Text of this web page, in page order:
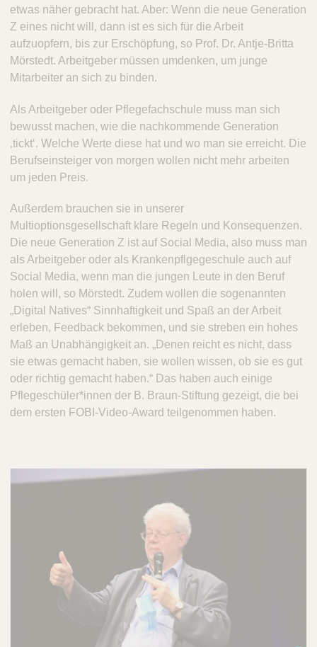
etwas näher gebracht hat. Aber: Wenn die neue Generation
Z eines nicht will, dann ist es sich für die Arbeit
aufzuopfern, bis zur Erschöpfung, so Prof. Dr. Antje-Britta
Mörstedt. Arbeitgeber müssen umdenken, um junge
Mitarbeiter an sich zu binden.
Als Arbeitgeber oder Pflegefachschule muss man sich
bewusst machen, wie die nachkommende Generation
‚tickt‘. Welche Werte diese hat und wo man sie erreicht. Die
Berufseinsteiger von morgen wollen nicht mehr arbeiten
um jeden Preis.
Außerdem brauchen sie in unserer
Multioptionsgesellschaft klare Regeln und Konsequenzen.
Die neue Generation Z ist auf Social Media, also muss man
als Arbeitgeber oder als Krankenpflgegeschule auch auf
Social Media, wenn man die jungen Leute in den Beruf
holen will, so Mörstedt. Zudem wollen die sogenannten
„Digital Natives“ Sinnhaftigkeit und Spaß an der Arbeit
erleben, Feedback bekommen, und sie streben ein hohes
Maß an Unabhängigkeit an. „Denen reicht es nicht, dass
sie etwas gemacht haben, sie wollen wissen, ob sie es gut
oder richtig gemacht haben.“ Das haben auch einige
Pflegeschüler*innen der B. Braun-Stiftung gezeigt, die bei
dem ersten FOBI-Video-Award teilgenommen haben.